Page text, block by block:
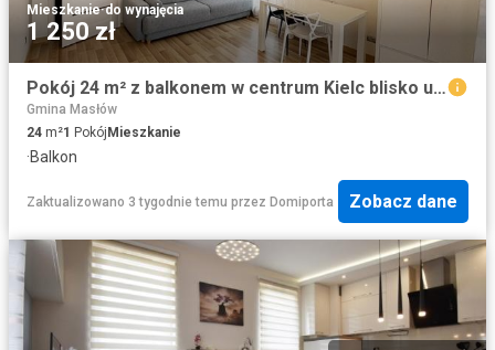
Mieszkanie·do wynajęcia
1 250 zł
Pokój 24 m² z balkonem w centrum Kielc blisko uczelni
Gmina Masłów
24 m²1 PokójMieszkanie
·Balkon
Zaktualizowano 3 tygodnie temu przez Domiporta Zobacz dane